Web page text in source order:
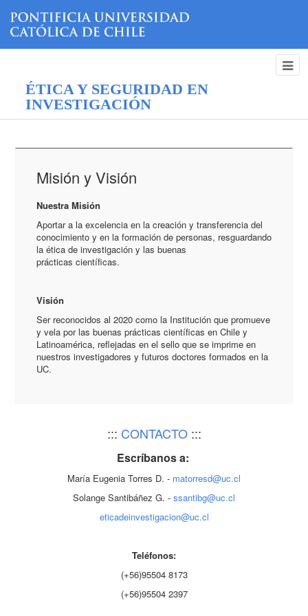
ÉTICA Y SEGURIDAD EN
INVESTIGACIÓN
Misión y Visión
Nuestra Misión
Aportar a la excelencia en la creación y transferencia del
conocimiento y en la formación de personas, resguardando
la ética de investigación y las buenas
prácticas científicas.
Visión
Ser reconocidos al 2020 como la Institución que promueve
y vela por las buenas prácticas científicas en Chile y
Latinoamérica, reflejadas en el sello que se imprime en
nuestros investigadores y futuros doctores formados en la
UC.
::: CONTACTO:::
Escríbanos a:
María Eugenia Torres D. - matorresd@uc.cl
Solange Santibáñez G. - ssantibg@uc.cl
eticadeinvestigacion@uc.cl
Teléfonos:
(+56)95504 8173
(+56)95504 2397